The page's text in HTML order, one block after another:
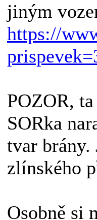
jiným
https://
POZOR,
SORka
tvar brány.
zlínského
Osobně si